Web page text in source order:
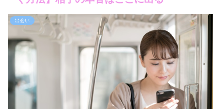
出会い